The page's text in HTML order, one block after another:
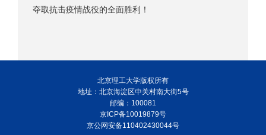
夺取抗击疫情战役的全面胜利！
北京理工大学版权所有
地址：北京海淀区中关村南大街5号
邮编：100081
京ICP备10019879号
京公网安备110402430044号